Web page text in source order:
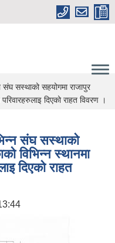
संघ सस्थाको सहयोगमा राजापुर
परिवारहरुलाइ दिएको राहत विवरण ।
संघ सस्थाको
विभिन्न स्थानमा
दिएको राहत